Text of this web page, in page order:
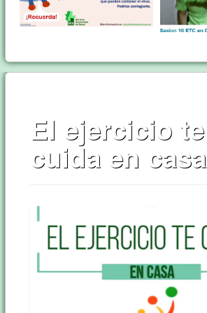
El ejercicio te
cuida en casa